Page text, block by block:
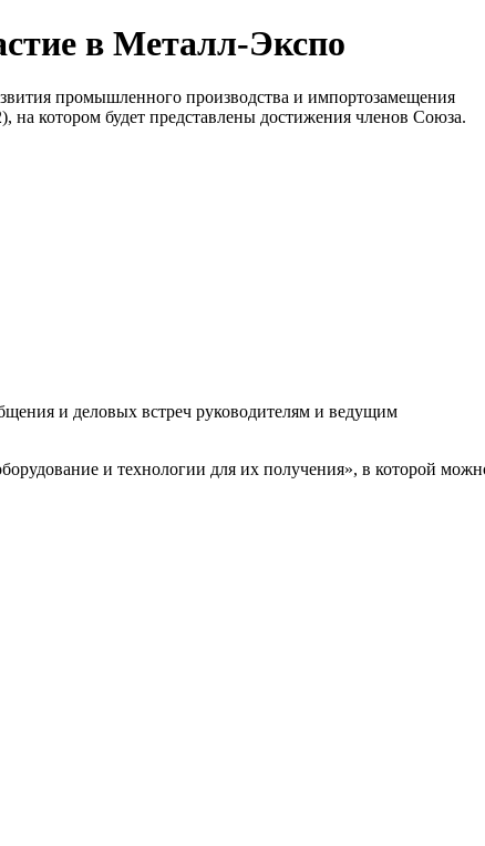
в Металл-Экспо
промышленного производства и импортозамещения
на котором будет представлены достижения членов Союза.
и деловых встреч руководителям и ведущим
и технологии для их получения», в которой